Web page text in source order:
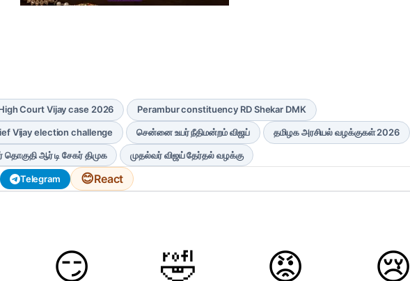
Court Vijay case 2026 Perambur constituency RD Shekar DMK
Vijay election challenge சென்னை உயர் நீதிமன்றம் விஜய் தமிழக அரசியல் வழக்குகள் 2026
தொகுதி ஆர் டி சேகர் திமுக முதல்வர் விஜய் தேர்தல் வழக்கு
Telegram 😊React
😏 🤣 😡 😢